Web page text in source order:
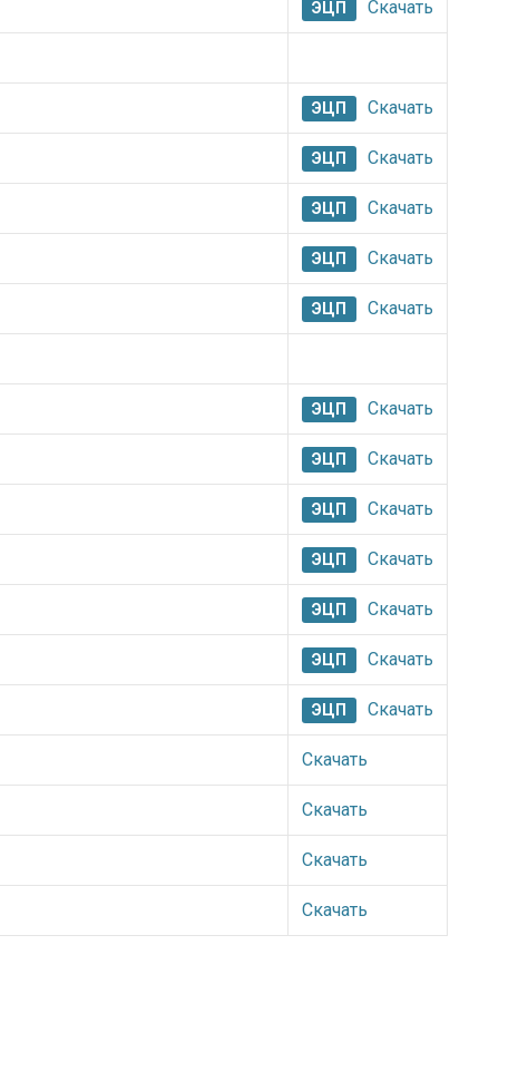
ЭЦП Скачать
ЭЦП Скачать
ЭЦП Скачать
ЭЦП Скачать
ЭЦП Скачать
ЭЦП Скачать
ЭЦП Скачать
ЭЦП Скачать
ЭЦП Скачать
ЭЦП Скачать
ЭЦП Скачать
ЭЦП Скачать
ЭЦП Скачать
Скачать
Скачать
Скачать
Скачать